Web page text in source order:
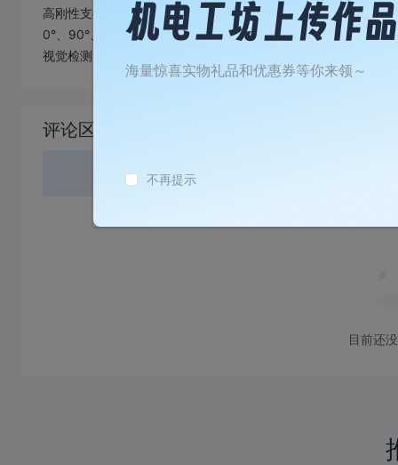
高刚性支撑柱构建稳定支撑系统，有效分散载荷、抑制振动；
0°、90°、180°、270°等精准角度定位，满足“加工-检测-装配
视觉检测等功能单元，适配3C、汽车、食品等多行业场景；表
失
评论区
目前还
海量惊喜实物礼品和优惠券等你来领～
不再提示